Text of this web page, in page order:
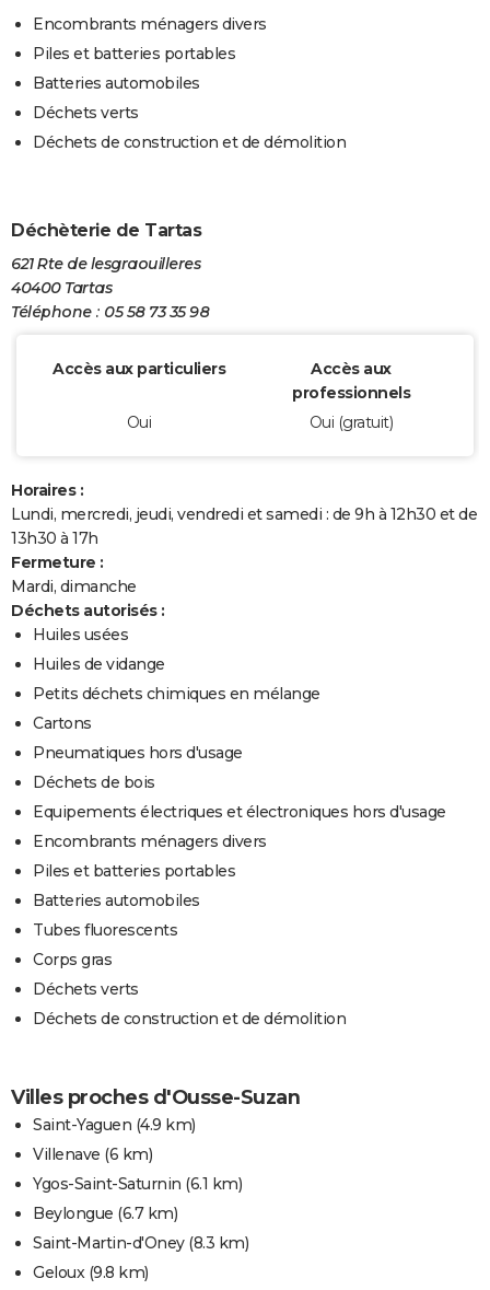
Encombrants ménagers divers
Piles et batteries portables
Batteries automobiles
Déchets verts
Déchets de construction et de démolition
Déchèterie de Tartas
621 Rte de lesgraouilleres
40400 Tartas
Téléphone : 05 58 73 35 98
Accès aux particuliers
Accès aux
professionnels
Oui
Oui (gratuit)
Horaires :
Lundi, mercredi, jeudi, vendredi et samedi : de 9h à 12h30 et de
13h30 à 17h
Fermeture :
Mardi, dimanche
Déchets autorisés :
Huiles usées
Huiles de vidange
Petits déchets chimiques en mélange
Cartons
Pneumatiques hors d'usage
Déchets de bois
Equipements électriques et électroniques hors d'usage
Encombrants ménagers divers
Piles et batteries portables
Batteries automobiles
Tubes fluorescents
Corps gras
Déchets verts
Déchets de construction et de démolition
Villes proches d'Ousse-Suzan
Saint-Yaguen (4.9 km)
Villenave (6 km)
Ygos-Saint-Saturnin (6.1 km)
Beylongue (6.7 km)
Saint-Martin-d'Oney(8.3 km)
Geloux(9.8 km)